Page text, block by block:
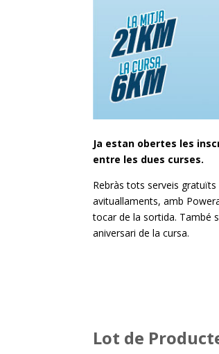
Ja estan obertes les
entre les dues curses.
Rebràs tots serveis
avituallaments, amb
tocar de la sortida. També
aniversari de la cursa.
Lot de